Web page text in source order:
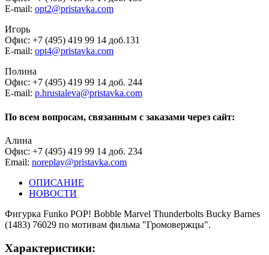
E-mail: opt2@pristavka.com
Игорь
Офис: +7 (495) 419 99 14 доб.131
E-mail: opt4@pristavka.com
Полина
Офис: +7 (495) 419 99 14 доб. 244
E-mail: p.hrustaleva@pristavka.com
По всем вопросам, связанным с заказами через сайт:
Алина
Офис: +7 (495) 419 99 14 доб. 234
Email: noreplay@pristavka.com
ОПИСАНИЕ
НОВОСТИ
Фигурка Funko POP! Bobble Marvel Thunderbolts Bucky Barnes
(1483) 76029 по мотивам фильма "Громовержцы".
Характеристики: